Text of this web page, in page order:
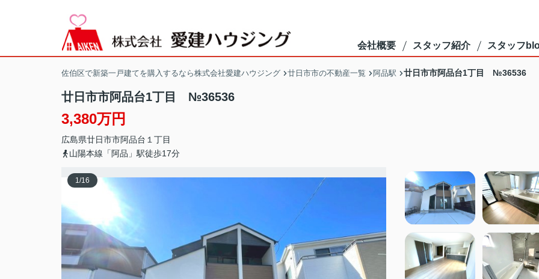
会社概要 スタッフ紹介 スタッフ
佐伯区で新築一戸建てを購入するなら株式会社愛建ハウジング 廿日市市の不動産一覧 阿品駅 廿日市市阿品台1丁目 №36536
廿日市市阿品台1丁目 №36536
3,380万円
広島県廿日市市阿品台 １丁目
山陽本線「阿品」駅徒歩17分
1/16